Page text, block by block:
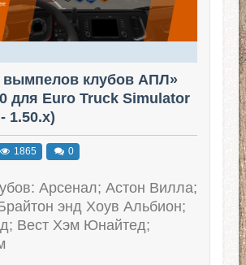
вымпелов клубов АПЛ»
для Euro Truck Simulator
1.50.x)
1865 0
Арсенал; Астон Вилла;
энд Хоув Альбион;
Вест Хэм Юнайтед;